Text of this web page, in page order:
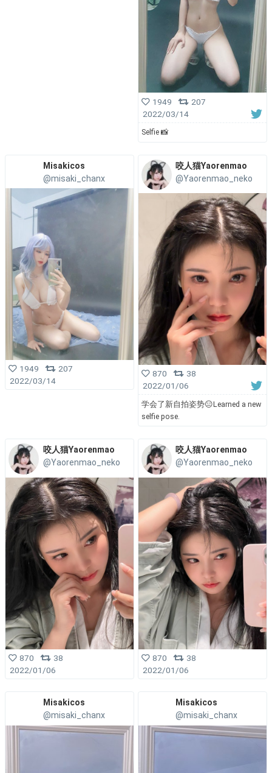
1949
207
2022/03/14
Selfie 📸
Misakicos
@misaki_chanx
1949
207
2022/03/14
咬人猫Yaorenmao
@Yaorenmao_neko
870
38
2022/01/06
学会了新自拍姿势😑Learned a new
selfie pose.
咬人猫Yaorenmao
@Yaorenmao_neko
870
38
2022/01/06
咬人猫Yaorenmao
@Yaorenmao_neko
870
38
2022/01/06
Misakicos
@misaki_chanx
Misakicos
@misaki_chanx